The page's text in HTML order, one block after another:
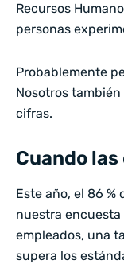
Recursos
personas
Probablemente
Nosotros
cifras.
Cuando
Este año, el 86
nuestra
empleados, una
supera los